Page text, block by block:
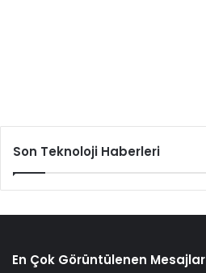
Son Teknoloji Haberleri
En Çok Görüntülenen Mesajlar